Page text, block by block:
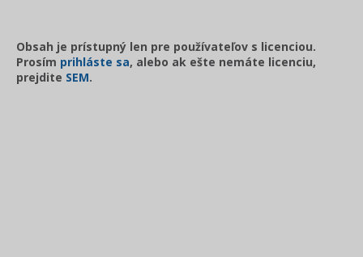
Obsah je prístupný len pre používateľov s licenciou.
Prosím prihláste sa, alebo ak ešte nemáte licenciu,
prejdite SEM.